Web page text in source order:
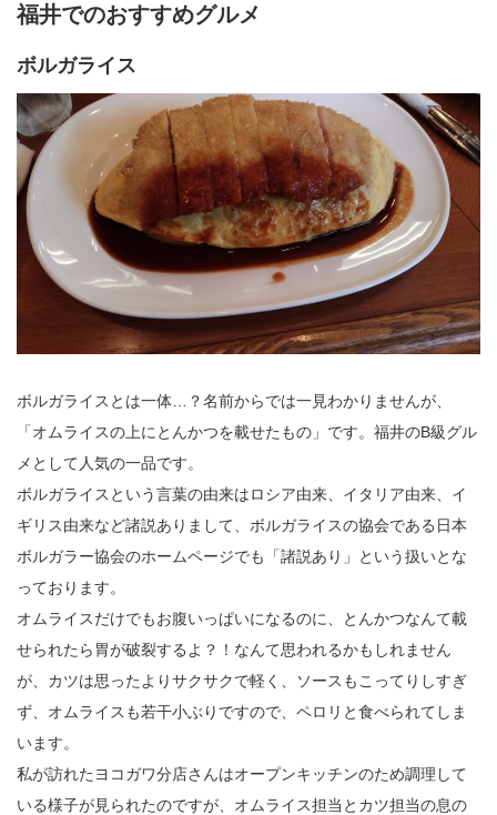
福井でのおすすめグルメ
ボルガライス
ボルガライスとは一体…？名前からでは一見わかりませんが、
「オムライスの上にとんかつを載せたもの」です。福井のB級グル
メとして人気の一品です。
ボルガライスという言葉の由来はロシア由来、イタリア由来、イ
ギリス由来など諸説ありまして、ボルガライスの協会である日本
ボルガラー協会のホームページでも「諸説あり」という扱いとな
っております。
オムライスだけでもお腹いっぱいになるのに、とんかつなんて載
せられたら胃が破裂するよ？！なんて思われるかもしれません
が、カツは思ったよりサクサクで軽く、ソースもこってりしすぎ
ず、オムライスも若干小ぶりですので、ペロリと食べられてしま
います。
私が訪れたヨコガワ分店さんはオープンキッチンのため調理して
いる様子が見られたのですが、オムライス担当とカツ担当の息の